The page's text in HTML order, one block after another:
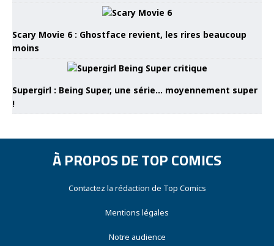
Scary Movie 6 : Ghostface revient, les rires beaucoup
moins
Supergirl : Being Super, une série… moyennement super
!
À PROPOS DE TOP COMICS
Contactez la rédaction de Top Comics
Mentions légales
Notre audience